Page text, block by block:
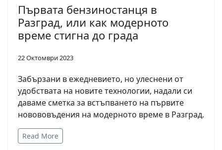
Първата бензиностанця в
Разград, или как модерното
време стигна до града
22 Октомври 2023
Забързани в ежедневието, но улеснени от
удобствата на новите технологии, надали си
даваме сметка за встъпването на първите
новововъдения на модерното време в Разград.
Read More